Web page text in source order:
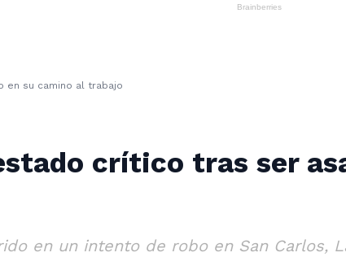
en su camino al trabajo
crítico tras ser
en un intento de robo en San Carlos,